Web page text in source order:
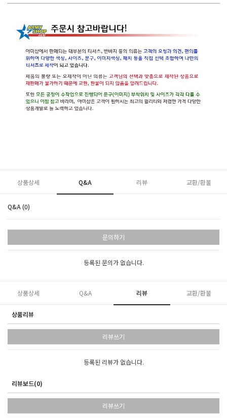
상품상세 Q&A 리뷰 교환/환불
Q&A (0)
문의하기
등록된 문의가 없습니다.
상품상세 Q&A 리뷰 교환/환불
상품리뷰
리뷰쓰기
등록된 리뷰가 없습니다.
리뷰보드(0)
리뷰쓰기